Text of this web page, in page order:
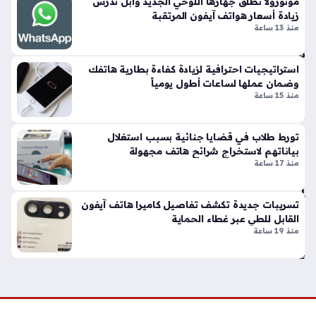
بي
ن
م
س
ون
ج
Z
Fo
ld
8
ات
ف
iP
ne
منذ
زيادة أسعار هواتف آيفون المرتقبة
منذ 13 ساعة
استراتيجيات احترافية لزيادة كفاءة بطارية هاتفك
وضمان عملها لساعات أطول يومياً
منذ 15 ساعة
تورط طلاب في قضايا جنائية بسبب استغلال
بياناتهم لاستخراج شرائح هاتف مجهولة
منذ 17 ساعة
تسريبات جديدة تكشف تفاصيل كاميرا هاتف آيفون
القابل للطي عبر غطاء الحماية
منذ 19 ساعة